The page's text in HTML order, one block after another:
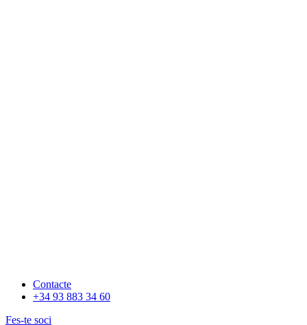
Contacte
+34 93 883 34 60
Fes-te soci